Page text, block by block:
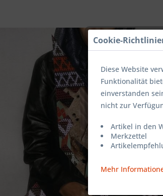
Cookie-
Diese Website
Funktionalität
einverstanden
nicht zur
Artikel in den
Merkzettel
Mehr